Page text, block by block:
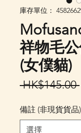
庫存單位：
祥物毛
(女僕貓)
HK$145.00
備註 (非現貨貨品)